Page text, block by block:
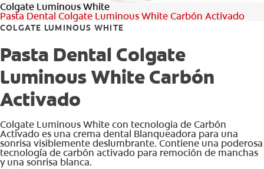
Colgate Luminous White
Pasta Dental Colgate Luminous White Carbón Activado
COLGATE LUMINOUS WHITE
Pasta Dental Colgate
Luminous White Carbón
Activado
Colgate Luminous White con tecnologia de Carbón
Activado es una crema dental Blanqueadora para una
sonrisa visiblemente deslumbrante. Contiene una poderosa
tecnología de carbón activado para remoción de manchas
y una sonrisa blanca.